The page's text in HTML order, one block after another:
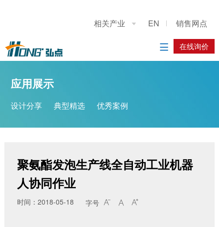
相关产业  EN 销售网点
在线询价

公司简介
设计分享
优秀案例
重型龙门上下料桁架机械手
工业机器人
履带底盘
系统方案
在线询价
应用展示
设计分享 典型精选 优秀案例
聚氨酯发泡生产线全自动工业机器
人协同作业
时间：2018-05-18 字号   